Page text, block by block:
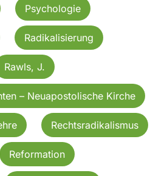
Psychologie
Radikalisierung
Rawls, J.
– Neuapostolische Kirche
Rechtsradikalismus
Reformation